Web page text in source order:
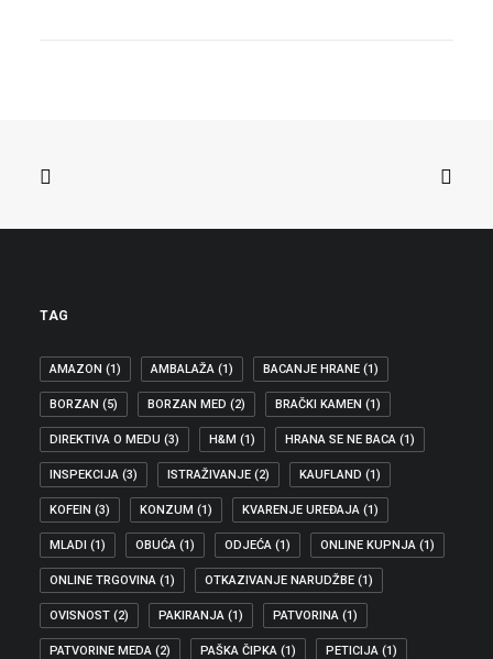
JEDNAKA KVALITETA PROIZVODA, IZDVOJENO
TAG
AMAZON (1) AMBALAŽA (1) BACANJE HRANE (1)
BORZAN (5) BORZAN MED (2) BRAČKI KAMEN (1)
DIREKTIVA O MEDU (3) H&M (1) HRANA SE NE BACA (1)
INSPEKCIJA (3) ISTRAŽIVANJE (2) KAUFLAND (1)
KOFEIN (3) KONZUM (1) KVARENJE UREĐAJA (1)
MLADI (1) OBUĆA (1) ODJEĆA (1) ONLINE KUPNJA (1)
ONLINE TRGOVINA (1) OTKAZIVANJE NARUDŽBE (1)
OVISNOST (2) PAKIRANJA (1) PATVORINA (1)
PATVORINE MEDA (2) PAŠKA ČIPKA (1) PETICIJA (1)